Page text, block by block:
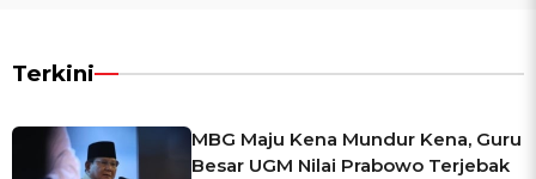
Terkini
MBG Maju Kena Mundur Kena, Guru
Besar UGM Nilai Prabowo Terjebak